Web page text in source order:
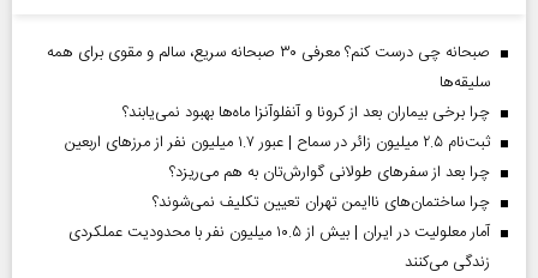
صبحانه چی درست کنم؟ معرفی ۳۰ صبحانه سریع، سالم و مقوی برای همه
سلیقه‌ها
چرا برخی بیماران بعد از کرونا و آنفلوآنزا ماه‌ها بهبود نمی‌یابند؟
ثبت‌نام ۲.۵ میلیون زائر در سماح | عبور ۱.۷ میلیون نفر از مرز‌های اربعین
چرا بعد از سفرهای طولانی گوارش‌تان به هم می‌ریزد؟
چرا ساختمان‌های ناایمن تهران تعیین تکلیف نمی‌شوند؟
آمار معلولیت در ایران | بیش از ۱۰.۵ میلیون نفر با محدودیت عملکردی
زندگی می‌کنند